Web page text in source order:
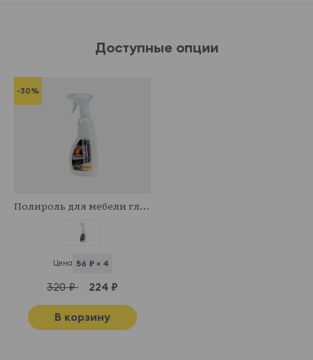
Доступные опции
-30%
Полироль для мебели глянцевый
Цена 56 ₽ × 4
320 ₽ 224 ₽
В корзину